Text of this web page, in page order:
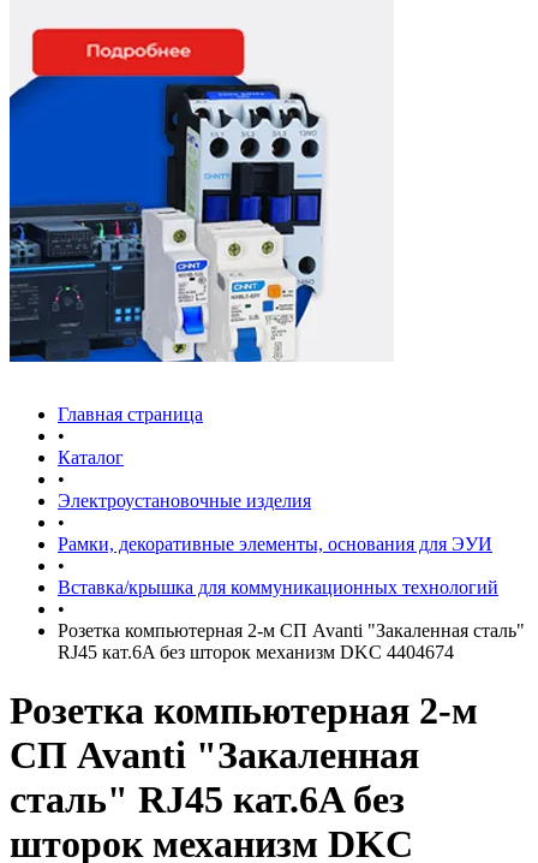
Главная страница
•
Каталог
•
Электроустановочные изделия
•
Рамки, декоративные элементы, основания для ЭУИ
•
Вставка/крышка для коммуникационных технологий
•
Розетка компьютерная 2-м СП Avanti "Закаленная сталь"
RJ45 кат.6A без шторок механизм DKC 4404674
Розетка компьютерная 2-м
СП Avanti "Закаленная
сталь" RJ45 кат.6A без
шторок механизм DKC